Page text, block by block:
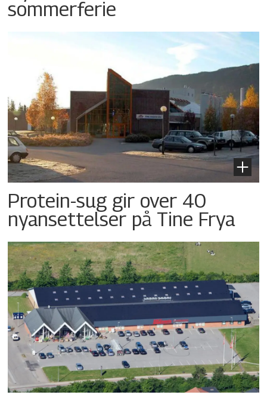
sommerferie
Protein-sug gir over 40
nyansettelser på Tine Frya